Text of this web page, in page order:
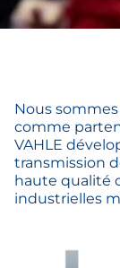
Nous
comme
VAHLE
transmission
haute qualité
industrielles